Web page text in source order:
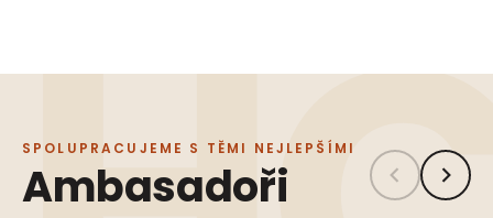
SPOLUPRACUJEME S TĚMI NEJLEPŠÍMI
Ambasadoři